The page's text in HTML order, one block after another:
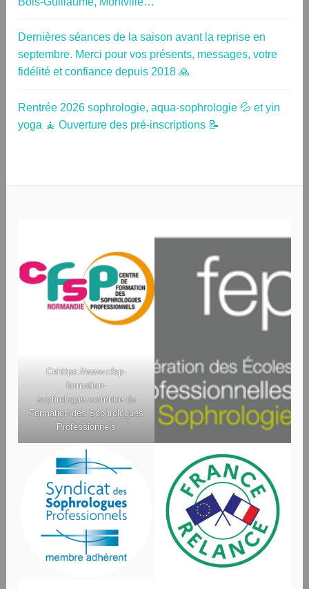
Dernières séances de la saison avant la reprise en
septembre. Merci pour vos présents, messages, votre
fidélité et confiance depuis 2018 🙏
Rentrée 2026 sophrologie, aqua-sophrologie 💦 et yin
yoga 🧘 Ouverture des pré-inscriptions 📝
Cehttps://www.cfsp-
formation-
sophrologue.com/ntre de
Formation des Sophrologues
Professionnels